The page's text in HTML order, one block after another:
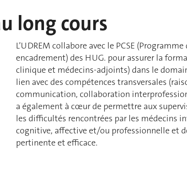
long cours
L’UDREM collabore avec le PCSE
encadrement) des HUG. pour assurer la
clinique et médecins-adjoints) dans le
lien avec des compétences transversales
communication, collaboration
a également à cœur de permettre aux
les difficultés rencontrées par les médecins
cognitive, affective et/ou professionnelle et
pertinente et efficace.